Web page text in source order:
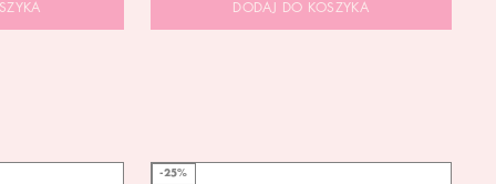
DODAJ DO KOSZYKA
-25%